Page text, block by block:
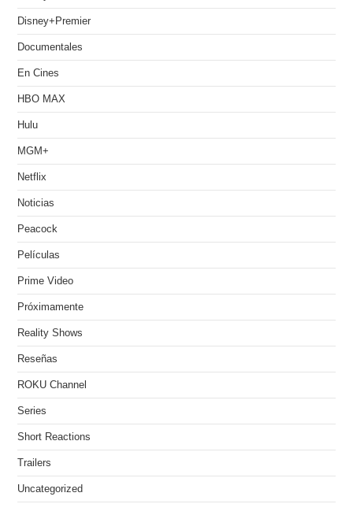
Disney+Premier
Documentales
En Cines
HBO MAX
Hulu
MGM+
Netflix
Noticias
Peacock
Películas
Prime Video
Próximamente
Reality Shows
Reseñas
ROKU Channel
Series
Short Reactions
Trailers
Uncategorized